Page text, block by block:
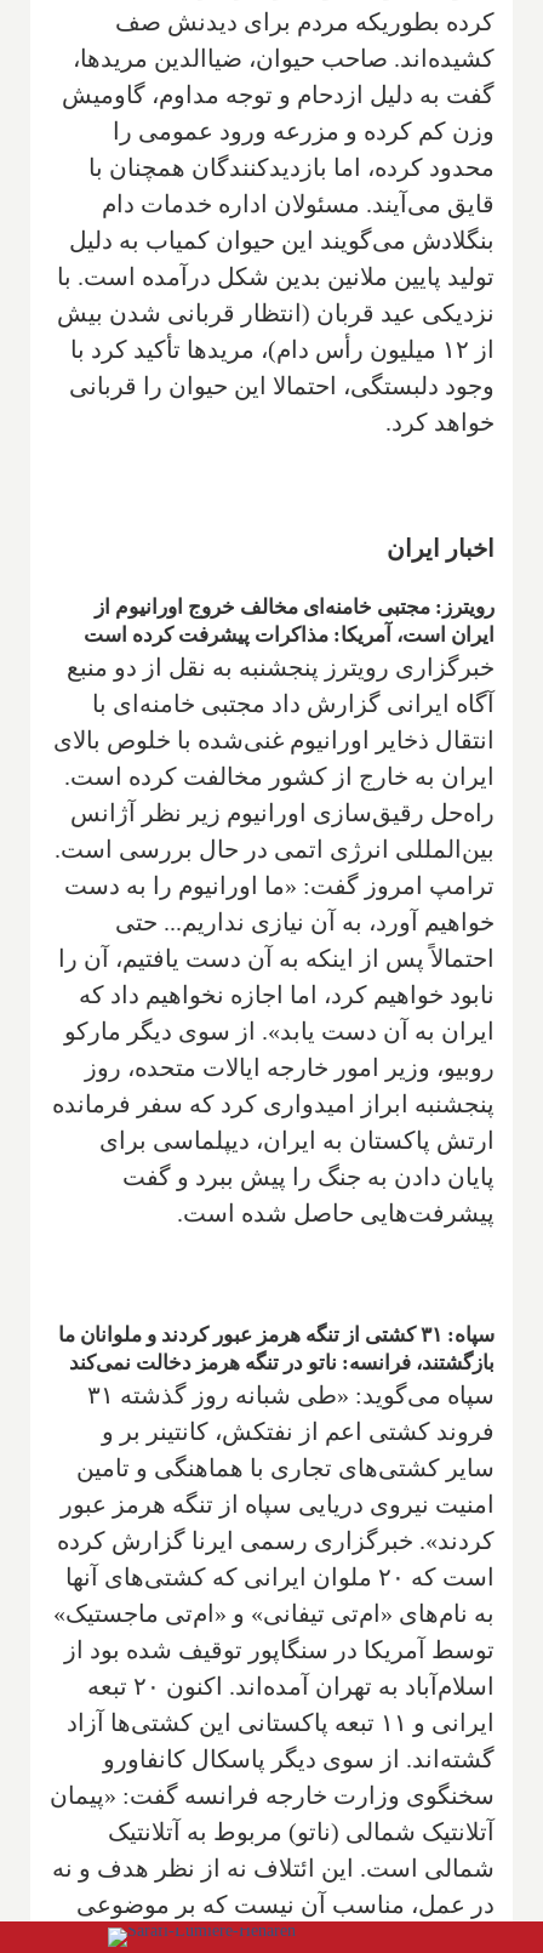
کرده بطوریکه مردم برای دیدنش صف
کشیده‌اند. صاحب حیوان، ضیاالدین مریدها،
گفت به دلیل ازدحام و توجه مداوم، گاومیش
وزن کم کرده و مزرعه ورود عمومی را
محدود کرده، اما بازدیدکنندگان همچنان با
قایق می‌آیند. مسئولان اداره خدمات دام
بنگلادش می‌گویند این حیوان کمیاب به دلیل
تولید پایین ملانین بدین شکل درآمده است. با
نزدیکی عید قربان (انتظار قربانی شدن بیش
از ۱۲ میلیون رأس دام)، مریدها تأکید کرد با
وجود دلبستگی، احتمالا این حیوان را قربانی
خواهد کرد.
اخبار ایران
رویترز: مجتبی خامنه‌ای مخالف خروج اورانیوم از
ایران است، آمریکا: مذاکرات پیشرفت کرده است
خبرگزاری رویترز پنجشنبه به نقل از دو منبع
آگاه ایرانی گزارش داد مجتبی خامنه‌ای با
انتقال ذخایر اورانیوم غنی‌شده با خلوص بالای
ایران به خارج از کشور مخالفت کرده است.
راه‌حل رقیق‌سازی اورانیوم زیر نظر آژانس
بین‌المللی انرژی اتمی در حال بررسی است.
ترامپ امروز گفت: «ما اورانیوم را به دست
خواهیم آورد، به آن نیازی نداریم... حتی
احتمالاً پس از اینکه به آن دست یافتیم، آن را
نابود خواهیم کرد، اما اجازه نخواهیم داد که
ایران به آن دست یابد». از سوی دیگر مارکو
روبیو، وزیر امور خارجه ایالات متحده، روز
پنجشنبه ابراز امیدواری کرد که سفر فرمانده
ارتش پاکستان به ایران، دیپلماسی برای
پایان دادن به جنگ را پیش ببرد و گفت
پیشرفت‌هایی حاصل شده است.
سپاه: ۳۱ کشتی از تنگه هرمز عبور کردند و ملوانان ما
بازگشتند، فرانسه: ناتو در تنگه هرمز دخالت نمی‌کند
سپاه می‌گوید: «طی شبانه روز گذشته ۳۱
فروند کشتی اعم از نفتکش، کانتینر بر و
سایر کشتی‌های تجاری با هماهنگی و تامین
امنیت نیروی دریایی سپاه از تنگه هرمز عبور
کردند». خبرگزاری رسمی ایرنا گزارش کرده
است که ۲۰ ملوان ایرانی که کشتی‌های آنها
به نام‌های «ام‌تی تیفانی» و «ام‌تی ماجستیک»
توسط آمریکا در سنگاپور توقیف شده بود از
اسلام‌آباد به تهران آمده‌اند. اکنون ۲۰ تبعه
ایرانی و ۱۱ تبعه پاکستانی این کشتی‌ها آزاد
گشته‌اند. از سوی دیگر پاسکال کانفاورو
سخنگوی وزارت خارجه فرانسه گفت: «پیمان
آتلانتیک شمالی (ناتو) مربوط به آتلانتیک
شمالی است. این ائتلاف نه از نظر هدف و نه
در عمل، مناسب آن نیست که بر موضوعی
در خاورمیانه و تنگه هرمز متمرکز شود».